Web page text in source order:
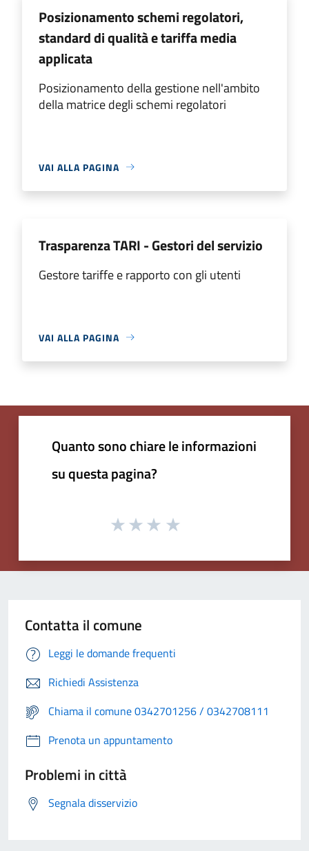
Posizionamento schemi regolatori,
standard di qualità e tariffa media
applicata
Posizionamento della gestione nell'ambito
della matrice degli schemi regolatori
VAI ALLA PAGINA
Trasparenza TARI - Gestori del servizio
Gestore tariffe e rapporto con gli utenti
VAI ALLA PAGINA
Quanto sono chiare le informazioni
su questa pagina?
Contatta il comune
Leggi le domande frequenti
Richiedi Assistenza
Chiama il comune 0342701256 / 0342708111
Prenota un appuntamento
Problemi in città
Segnala disservizio